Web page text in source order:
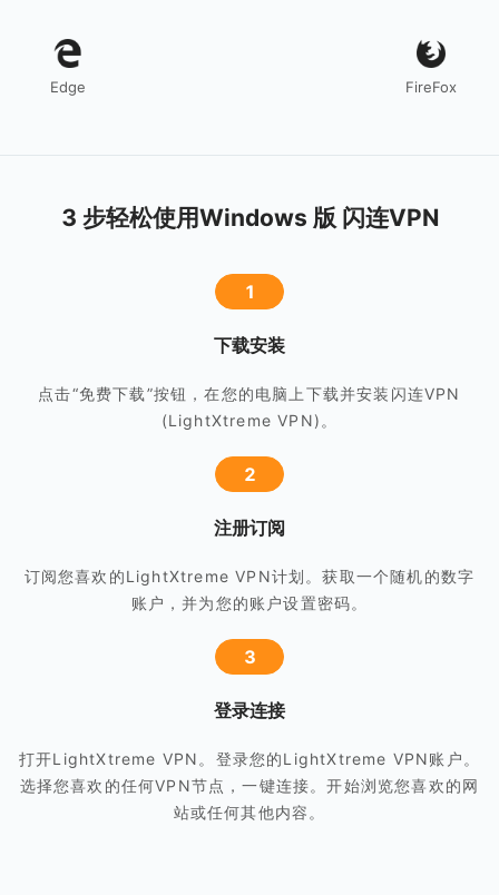
Edge FireFox
3 步轻松使用Windows 版 闪连VPN
1
下载安装
点击“免费下载”按钮，在您的电脑上下载并安装闪连VPN
(LightXtreme VPN)。
2
注册订阅
订阅您喜欢的LightXtreme VPN计划。获取一个随机的数字
账户，并为您的账户设置密码。
3
登录连接
打开LightXtreme VPN。登录您的LightXtreme VPN账户。
选择您喜欢的任何VPN节点，一键连接。开始浏览您喜欢的网
站或任何其他内容。